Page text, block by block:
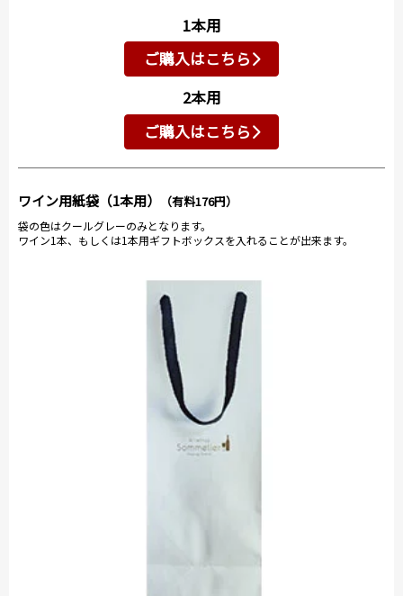
1本用
ご購入はこちら
2本用
ご購入はこちら
ワイン用紙袋（1本用） （有料176円）
袋の色はクールグレーのみとなります。
ワイン1本、もしくは1本用ギフトボックスを入れることが出来ます。